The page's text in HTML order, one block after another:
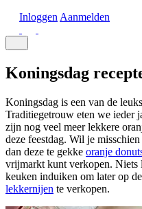
Inloggen Aanmelden
Koningsdag
Koningsdag is een van de
Traditiegetrouw eten we ieder
zijn nog veel meer lekkere
deze feestdag. Wil je
dan deze te gekke oranje
vrijmarkt kunt verkopen. Niets
keuken induiken om later op
lekkernijen te verkopen.